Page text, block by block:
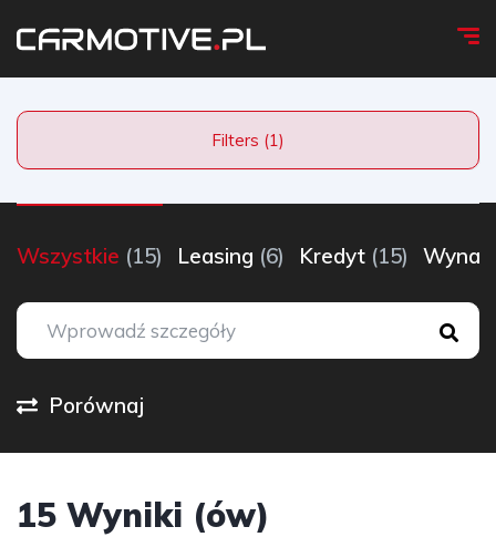
Filters (1)
Wszystkie (15) Leasing (6) Kredyt (15)
Porównaj
15 Wyniki (ów)